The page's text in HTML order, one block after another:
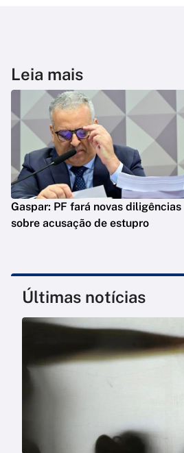
Leia mais
Gaspar: PF fará novas diligências
sobre acusação de estupro
Últimas notícias